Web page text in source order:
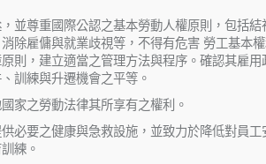
並尊重國際公認之基本勞動人權原則，包括
除雇傭與就業歧視等，不得有危害 勞工基本權
則，建立適當之管理方法與程序。確認其雇
訓練與升遷機會之平等。
家之勞動法律其所享有之權利。
必要之健康與急救設施，並致力於降低對員
練。